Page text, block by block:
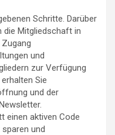
Schritte. Darüber
die Mitgliedschaft in
und
zur Verfügung
Sie
und der
einen aktiven Code
und